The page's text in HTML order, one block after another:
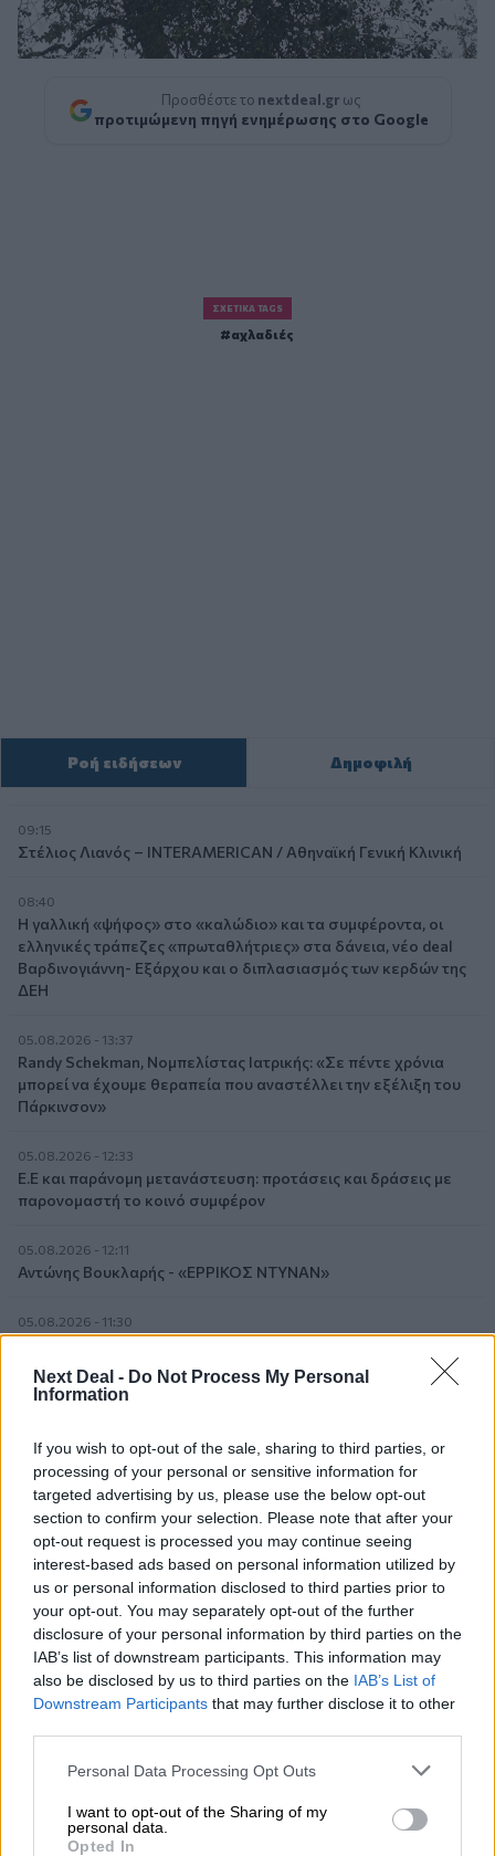
Next Deal - Do Not Process My Personal
Information
If you wish to opt-out of the sale, sharing to third parties, or
processing of your personal or sensitive information for
targeted advertising by us, please use the below opt-out
section to confirm your selection. Please note that after your
opt-out request is processed you may continue seeing
interest-based ads based on personal information utilized by
us or personal information disclosed to third parties prior to
your opt-out. You may separately opt-out of the further
disclosure of your personal information by third parties on the
IAB’s list of downstream participants. This information may
also be disclosed by us to third parties on the IAB’s List of
Downstream Participants that may further disclose it to other
Personal Data Processing Opt Outs
I want to opt-out of the Sharing of my
personal data.
Opted In
Προσθέστε το nextdeal.gr ως
προτιμώμενη πηγή ενημέρωσης στο Google
ΣΧΕΤΙΚΆ TAGS
αχλαδιές
Ροή ειδήσεων Δημοφιλή
09:15
Στέλιος Λιανός – INTERAMERICAN / Αθηναϊκή Γενική Κλινική
08:40
Η γαλλική «ψήφος» στο «καλώδιο» και τα συμφέροντα, οι
ελληνικές τράπεζες «πρωταθλήτριες» στα δάνεια, νέο deal
Βαρδινογιάννη- Εξάρχου και ο διπλασιασμός των κερδών της
ΔΕΗ
05.08.2026 - 13:37
Randy Schekman, Νομπελίστας Ιατρικής: «Σε πέντε χρόνια
μπορεί να έχουμε θεραπεία που αναστέλλει την εξέλιξη του
Πάρκινσον»
05.08.2026 - 12:33
Ε.Ε και παράνομη μετανάστευση: προτάσεις και δράσεις με
παρονομαστή το κοινό συμφέρον
05.08.2026 - 12:11
Αντώνης Βουκλαρής - «ΕΡΡΙΚΟΣ ΝΤΥΝΑΝ»
05.08.2026 - 11:30
διαμεσολαβητών
«Τουρισμός για όλους 2026-2027»
05.08.2026 - 10:19
WWF: Περισσότερα από 180.000 στρέμματα καμένων
δασικών εκτάσεων στην Ελλάδα σε λίγες μόλις μέρες
05.08.2026 - 09:45
Η Ελλάδα που αντιστέκεται και επιμένει να μην ασφαλίζεται!
05.08.2026 - 09:20
Καλοκαιρινό ταξίδι: Οι 8 συμβουλές που αξίζει να δώσει κάθε
05.08.2026 - 08:51
πιστωτική επέκταση των ελληνικών τραπεζών, το «πάρτι»
στις αγορές, οι «κρυμμένες» αξίες της ΓΕΚ ΤΕΡΝΑ